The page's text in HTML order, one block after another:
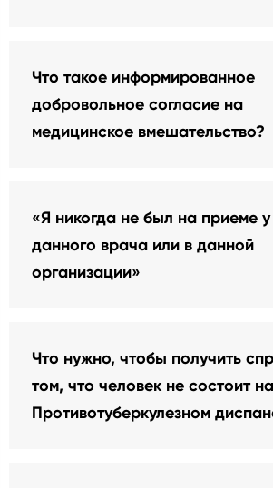
Что такое информированное
добровольное согласие на
медицинское вмешательство?
«Я никогда не был на приеме у
данного врача или в данной
организации»
Что нужно, чтобы получить
том, что человек не состоит
Противотуберкулезном